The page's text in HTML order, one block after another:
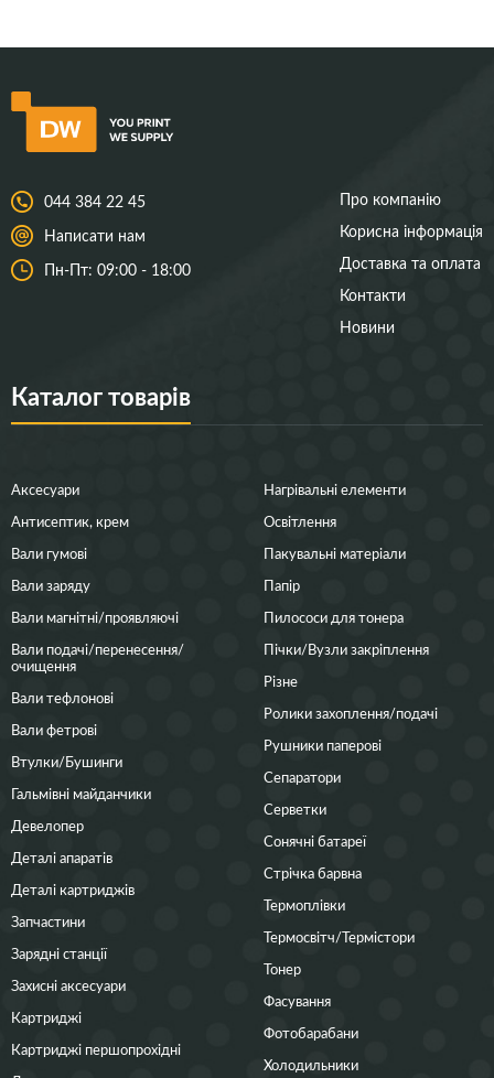
044 384 22 45
Написати нам
Пн-Пт: 09:00 - 18:00
Про компанію
Корисна інформація
Доставка та оплата
Контакти
Новини
Каталог товарів
Аксесуари
Антисептик, крем
Вали гумові
Вали заряду
Вали магнітні/проявляючі
Вали подачі/перенесення/
очищення
Вали тефлонові
Вали фетрові
Втулки/Бушинги
Гальмівні майданчики
Девелопер
Деталі апаратів
Деталі картриджів
Запчастини
Зарядні станції
Захисні аксесуари
Картриджі
Картриджі першопрохідні
Нагрівальні елементи
Освітлення
Пакувальні матеріали
Папір
Пилососи для тонера
Пічки/Вузли закріплення
Різне
Ролики захоплення/подачі
Рушники паперові
Сепаратори
Серветки
Сонячні батареї
Стрічка барвна
Термоплівки
Термосвітч/Термістори
Тонер
Фасування
Фотобарабани
Холодильники